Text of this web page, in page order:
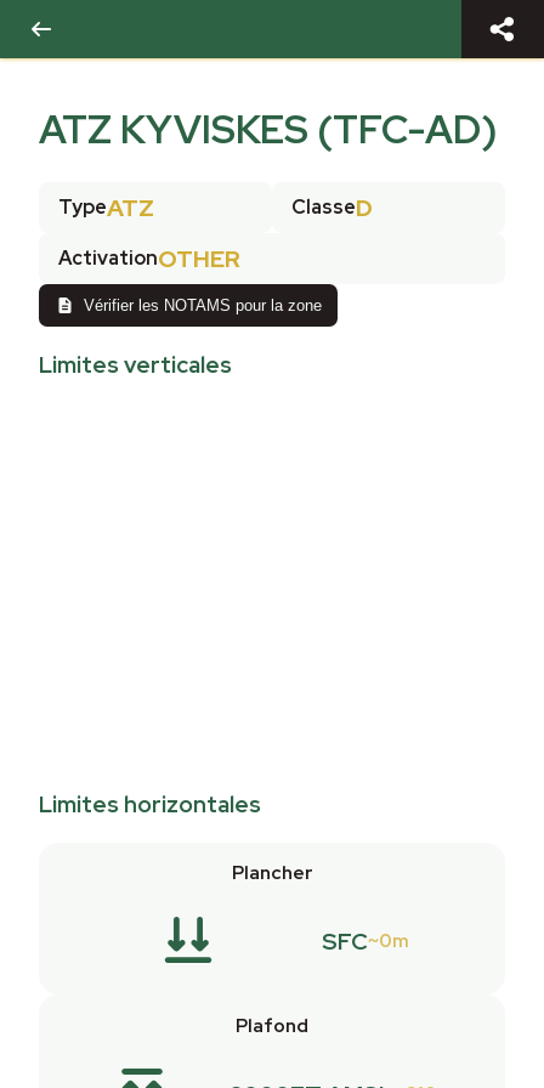
ATZ KYVISKES (TFC-AD)
TypeATZ ClasseD
ActivationOTHER
Vérifier les NOTAMS pour la zone
Limites verticales
Limites horizontales
Plancher
SFC 0m
Plafond